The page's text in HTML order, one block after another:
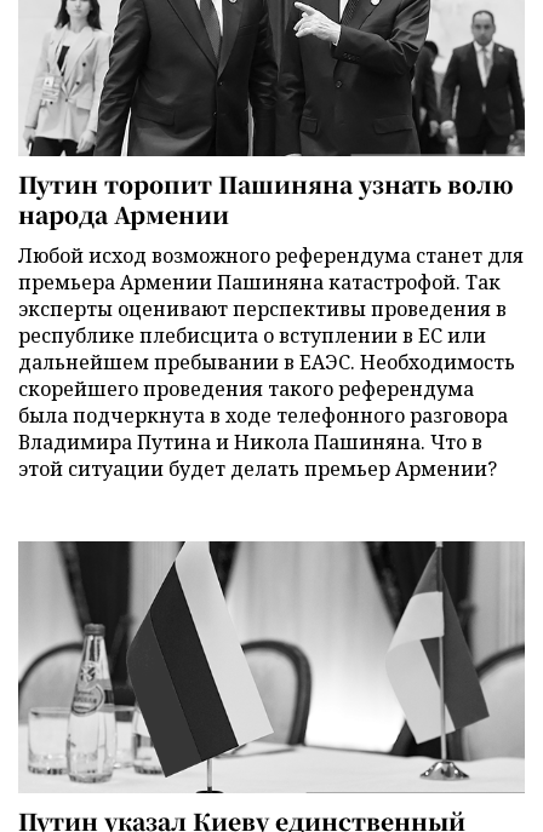
Путин торопит Пашиняна узнать волю
народа Армении
Любой исход возможного референдума станет для
премьера Армении Пашиняна катастрофой. Так
эксперты оценивают перспективы проведения в
республике плебисцита о вступлении в ЕС или
дальнейшем пребывании в ЕАЭС. Необходимость
скорейшего проведения такого референдума
была подчеркнута в ходе телефонного разговора
Владимира Путина и Никола Пашиняна. Что в
этой ситуации будет делать премьер Армении?
Путин указал Киеву единственный